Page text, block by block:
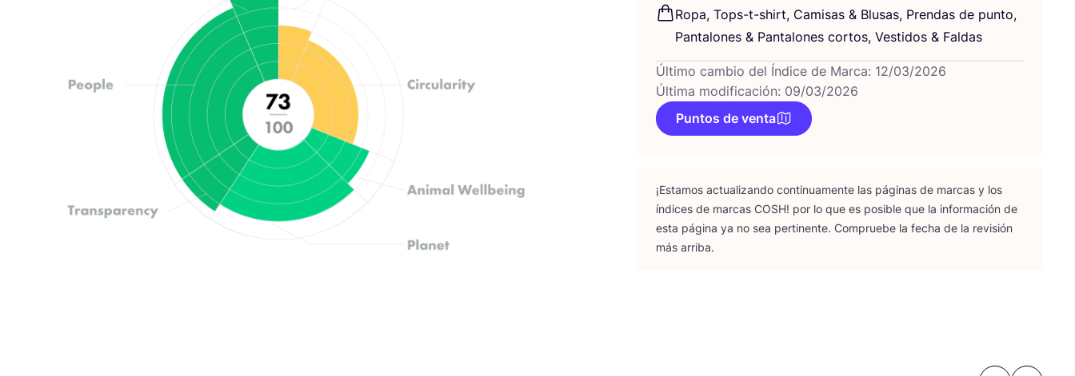
Ropa, Tops-t-shirt, Cami­sas & Blu­sas, Pren­das de pun­to,
Pan­ta­lo­nes & Pan­ta­lo­nes cor­tos, Ves­ti­dos & Faldas
Último cambio del Índice de Marca: 12/03/2026
Última modificación: 09/03/2026
Puntos de venta
¡Esta­mos actua­li­zan­do con­ti­nua­men­te las pági­nas de mar­cas y los
índi­ces de mar­cas COSH! por lo que es posi­ble que la infor­ma­ción de
esta pági­na ya no sea per­ti­nen­te. Com­prue­be la fecha de la revi­sión
más arriba.